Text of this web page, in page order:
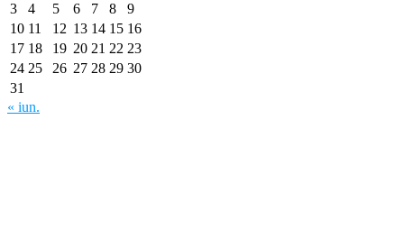
3
4 5 6 7 8
9
10 11 12 13 14 15 16
17 18 19 20 21 22 23
24 25 26 27 28 29 30
31
« iun.